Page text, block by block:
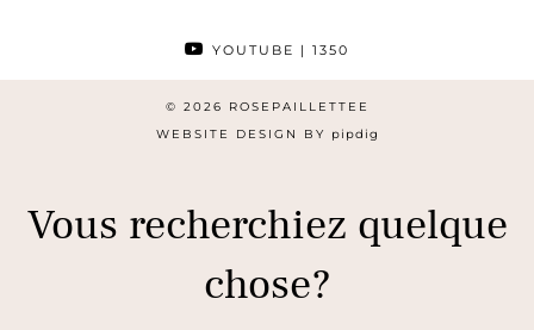
YOUTUBE | 1350
© 2026
ROSEPAILLETTEE
WEBSITE DESIGN BY
pipdig
Vous recherchiez quelque
chose?